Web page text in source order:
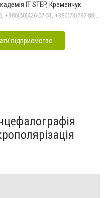
IT STEP, Кременчук
+380(67)899-09-16, +380(50)426-07-51, +380(73)797-88-17
підприємство